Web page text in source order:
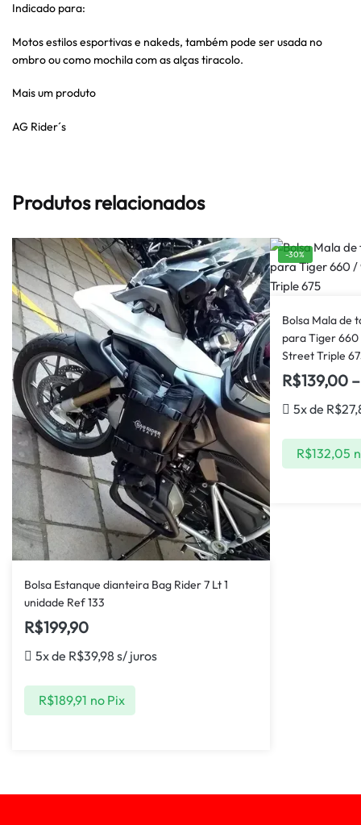
Indicado para:
Motos estilos esportivas e nakeds, também pode ser usada no
ombro ou como mochila com as alças tiracolo.
Mais um produto
AG Rider´s
Produtos relacionados
Bolsa Estanque dianteira Bag Rider 7 Lt 1
unidade Ref 133
R$199,90
5x de R$39,98 s/ juros
R$189,91 no Pix
-30%
Bolsa Mala de
para Tiger
Street Triple
R$139,00 –
5x de R$
R$132,05